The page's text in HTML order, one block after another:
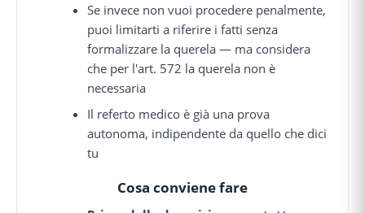
Se invece non vuoi procedere penalmente,
puoi limitarti a riferire i fatti senza
formalizzare la querela — ma considera
che per l'art. 572 la querela non è
necessaria
Il referto medico è già una prova
autonoma, indipendente da quello che dici
tu
Cosa conviene fare